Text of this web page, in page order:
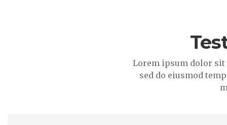
Lorem ipsum dolor
sed do eiusmod